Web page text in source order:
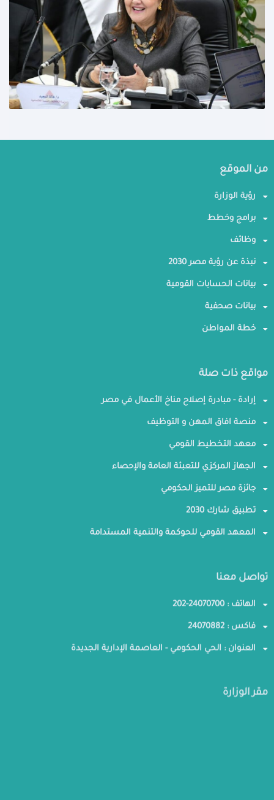
من الموقع
رؤية الوزارة
برامج وخطط
وظائف
نبذة عن رؤية مصر 2030
بيانات الحسابات القومية
بيانات صحفية
خطة المواطن
مواقع ذات صلة
إرادة - مبادرة إصلاح مناخ الأعمال في مصر
منصة افاق المهن و التوظيف
معهد التخطيط القومي
الجهاز المركزي للتعبئة العامة والإحصاء
جائزة مصر للتميز الحكومي
تطبيق شارك 2030
المعهد القومي للحوكمة والتنمية المستدامة
تواصل معنا
الهاتف : 24070700-202
فاكس : 24070882
العنوان : الحي الحكومي - العاصمة الإدارية الجديدة
مقر الوزارة